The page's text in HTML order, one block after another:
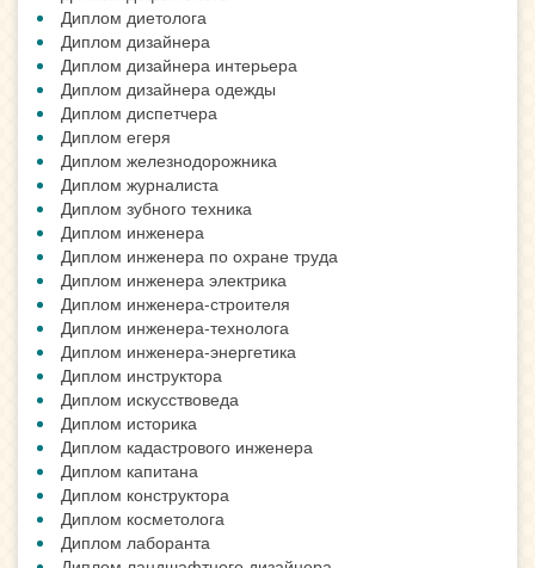
Диплом диетолога
Диплом дизайнера
Диплом дизайнера интерьера
Диплом дизайнера одежды
Диплом диспетчера
Диплом егеря
Диплом железнодорожника
Диплом журналиста
Диплом зубного техника
Диплом инженера
Диплом инженера по охране труда
Диплом инженера электрика
Диплом инженера-строителя
Диплом инженера-технолога
Диплом инженера-энергетика
Диплом инструктора
Диплом искусствоведа
Диплом историка
Диплом кадастрового инженера
Диплом капитана
Диплом конструктора
Диплом косметолога
Диплом лаборанта